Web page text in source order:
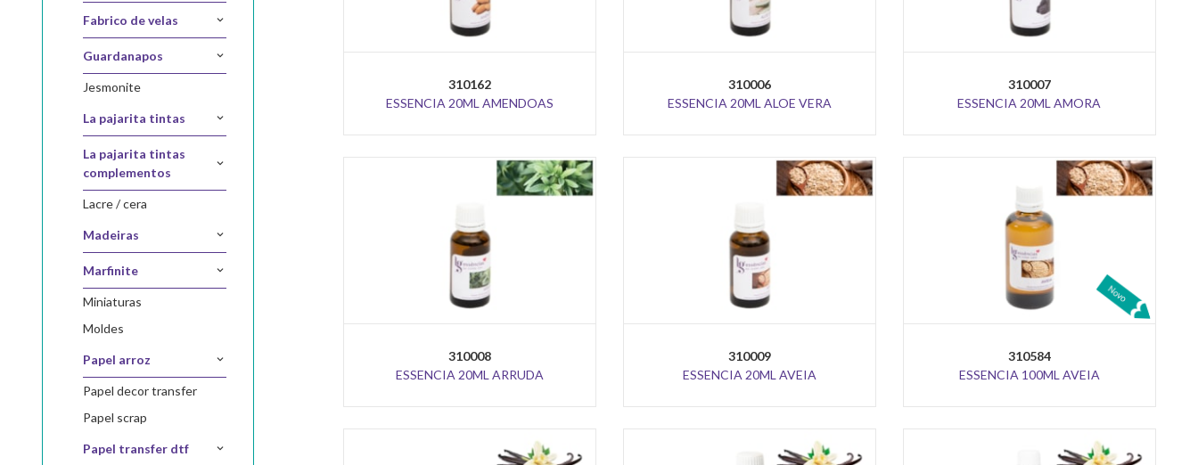
fabrico de velas
guardanapos
jesmonite
la pajarita tintas
la pajarita tintas
complementos
lacre / cera
madeiras
marfinite
miniaturas
moldes
papel arroz
papel decor transfer
papel scrap
papel transfer dtf
310162
ESSENCIA 20ML AMENDOAS
310006
ESSENCIA 20ML ALOE VERA
310007
ESSENCIA 20ML AMORA
310008
ESSENCIA 20ML ARRUDA
310009
ESSENCIA 20ML AVEIA
310584
ESSENCIA 100ML AVEIA